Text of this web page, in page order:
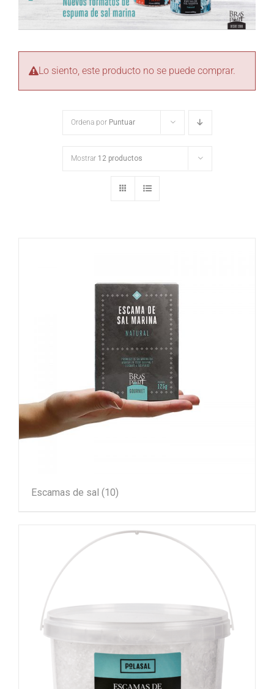
Lo siento, este producto no se puede comprar.
Ordena por Puntuar
Mostrar 12 productos
Escamas de sal (10)